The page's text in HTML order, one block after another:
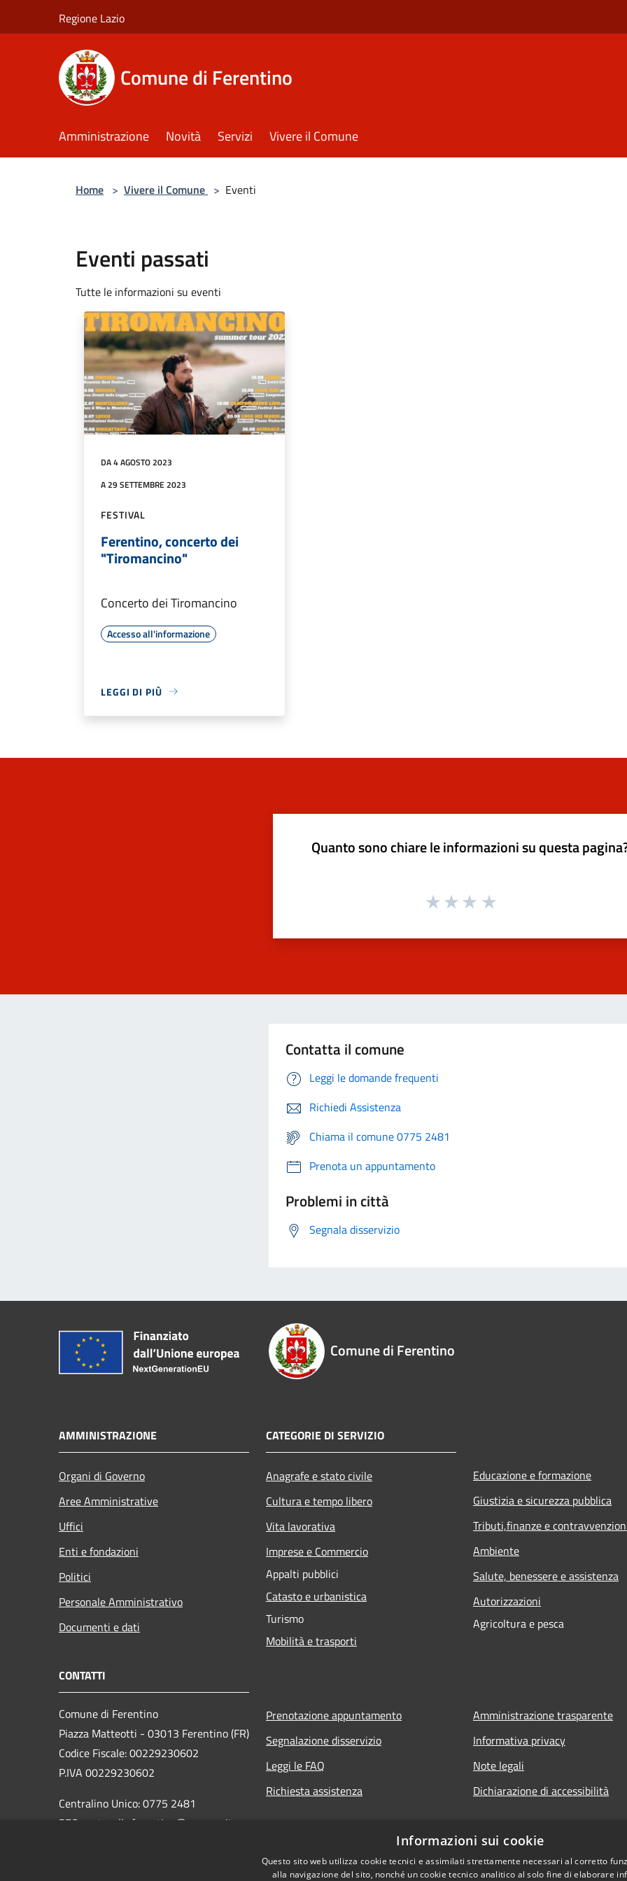
Regione Lazio
Comune di Ferentino
Amministrazione Novità Servizi Vivere il Comune
Home > Vivere il Comune > Eventi
Eventi passati
Tutte le informazioni su eventi
DA 4 AGOSTO 2023
A 29 SETTEMBRE 2023
FESTIVAL
Ferentino, concerto dei
"Tiromancino"
Concerto dei Tiromancino
Accesso all'informazione
LEGGI DI PIÙ
Quanto sono chiare le informazioni su questa
Contatta il comune
Leggi le domande frequenti
Richiedi Assistenza
Chiama il comune 0775 2481
Prenota un appuntamento
Problemi in città
Segnala disservizio
Comune di Ferentino
AMMINISTRAZIONE
Organi di Governo
Aree Amministrative
Uffici
Enti e fondazioni
Politici
Personale Amministrativo
Documenti e dati
CATEGORIE DI SERVIZIO
Anagrafe e stato civile
Cultura e tempo libero
Vita lavorativa
Imprese e Commercio
Appalti pubblici
Catasto e urbanistica
Turismo
Mobilità e trasporti
Educazione e formazione
Giustizia e sicurezza pubblica
Tributi,finanze e
Ambiente
Salute, benessere e assistenza
Autorizzazioni
Agricoltura e pesca
CONTATTI
Comune di Ferentino
Piazza Matteotti - 03013 Ferentino (FR)
Codice Fiscale: 00229230602
P.IVA 00229230602
Centralino Unico: 0775 2481
PEC: protocollo.ferentino@pec-cap.it
Prenotazione appuntamento
Segnalazione disservizio
Leggi le FAQ
Richiesta assistenza
Amministrazione trasparente
Informativa privacy
Note legali
Dichiarazione di accessibilità
Informazioni sui cookie
Questo sito web utilizza cookie tecnici e assimilati strettamente necessari al corretto
alla navigazione del sito, nonché un cookie tecnico analitico al solo fine di elaborare